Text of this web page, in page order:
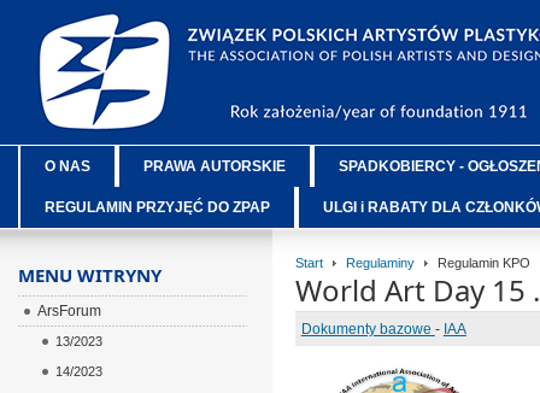
O NAS PRAWA AUTORSKIE SPADKOBIERCY -
REGULAMIN PRZYJĘĆ DO ZPAP ULGI i RABATY DLA
Start Regulaminy Regulamin KPO
World Art Day 15
Dokumenty bazowe - IAA
MENU WITRYNY
ArsForum
13/2023
14/2023